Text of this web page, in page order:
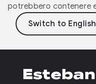
potrebbero contenere